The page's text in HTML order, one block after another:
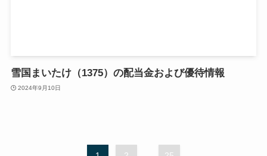
雪国まいたけ（1375）の配当金および優待情報
2024年9月10日